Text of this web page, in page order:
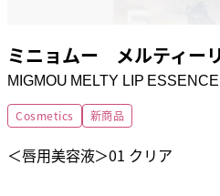
ミニョムー メルティー
MIGMOU MELTY LIP ESSENCE
Cosmetics 新商品
＜唇用美容液＞01 クリア